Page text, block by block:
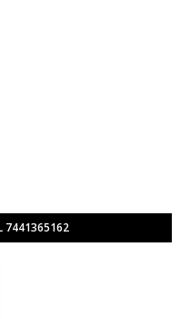
7441365162